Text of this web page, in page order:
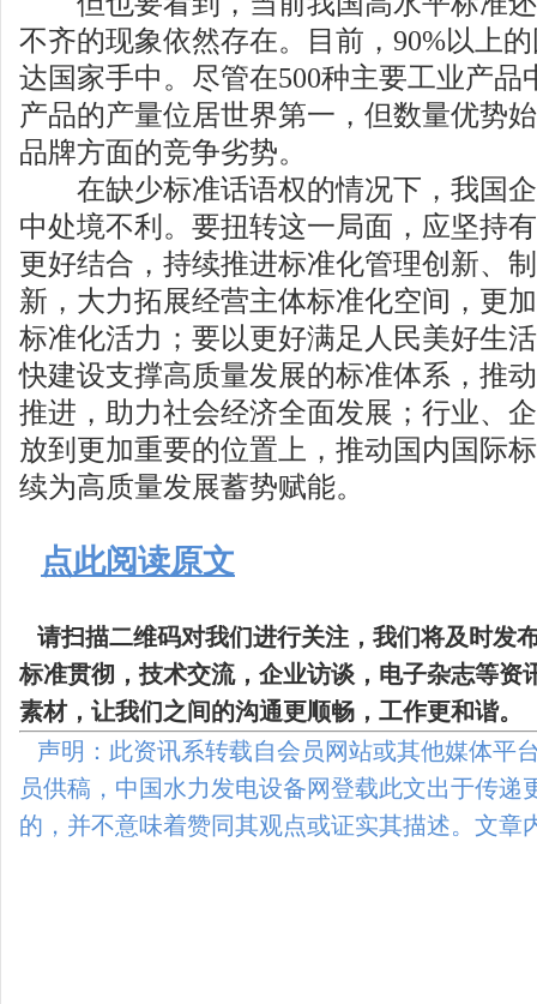
不齐的现象依然存在。目前，90%以上
达国家手中。尽管在500种主要工业产品
产品的产量位居世界第一，但数量优势
品牌方面的竞争劣势。
在缺少标准话语权的情况下，我国企
中处境不利。要扭转这一局面，应坚持
更好结合，持续推进标准化管理创新、
新，大力拓展经营主体标准化空间，更
标准化活力；要以更好满足人民美好生
快建设支撑高质量发展的标准体系，推
推进，助力社会经济全面发展；行业、
放到更加重要的位置上，推动国内国际
续为高质量发展蓄势赋能。
点此阅读原文
请扫描二维码对我们进行关注，我们将及时发
标准贯彻，技术交流，企业访谈，电子杂志等资
素材，让我们之间的沟通更顺畅，工作更和谐。
声明：此资讯系转载自会员网站或其他媒体平
员供稿，中国水力发电设备网登载此文出于传递
的，并不意味着赞同其观点或证实其描述。文章